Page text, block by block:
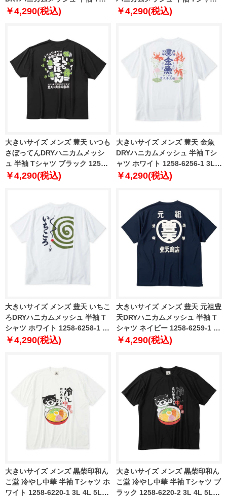
ャツ ブラック 1258-6252-1 3L
￥4,290(税込)
ホワイト 1258-6253-1 3L 4L 5L
￥4,290(税込)
大きいサイズ メンズ 豊天 いつも
さぼってんDRYハニカムメッシ
ュ 半袖 Tシャツ ブラック 1258-
6255-1 3L 4L 5L 6L 7L 8L
￥4,290(税込)
大きいサイズ メンズ 豊天 金魚
DRYハニカムメッシュ 半袖 Tシ
ャツ ホワイト 1258-6256-1 3L
4L 5L 6L 7L 8L
￥4,290(税込)
大きいサイズ メンズ 豊天 いちこ
ろDRYハニカムメッシュ 半袖 T
シャツ ホワイト 1258-6258-1 3L
4L 5L 6L 7L 8L
￥4,290(税込)
大きいサイズ メンズ 豊天 元祖豊
天DRYハニカムメッシュ 半袖 T
シャツ ネイビー 1258-6259-1 3L
4L 5L 6L 7L 8L
￥4,290(税込)
大きいサイズ メンズ 黒柴印和ん
こ堂 冷やし中華 半袖 Tシャツ ホ
ワイト 1258-6220-1 3L 4L 5L
大きいサイズ メンズ 黒柴印和ん
こ堂 冷やし中華 半袖 Tシャツ ブ
ラック 1258-6220-2 3L 4L 5L